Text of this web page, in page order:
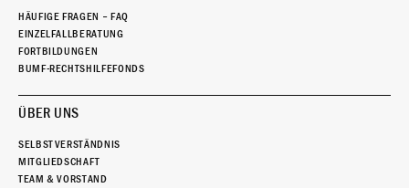
HÄUFIGE FRAGEN – FAQ
EINZELFALLBERATUNG
FORTBILDUNGEN
BUMF-RECHTSHILFEFONDS
ÜBER UNS
SELBSTVERSTÄNDNIS
MITGLIEDSCHAFT
TEAM & VORSTAND